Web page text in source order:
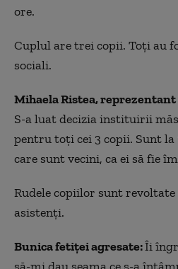
ore.
Cuplul are trei copii. Toți au
sociali.
Mihaela Ristea, reprezentant
S-a luat decizia instituirii
pentrutoți cei 3 copii. Sunt la
care sunt vecini, ca ei săfieî
Rudele copiilor sunt revoltate
asistenți.
Bunica fetițeiagresate:Îi
să-mi dau seama ce s-a